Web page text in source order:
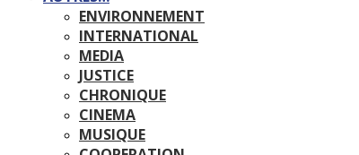
ENVIRONNEMENT
INTERNATIONAL
MEDIA
JUSTICE
CHRONIQUE
CINEMA
MUSIQUE